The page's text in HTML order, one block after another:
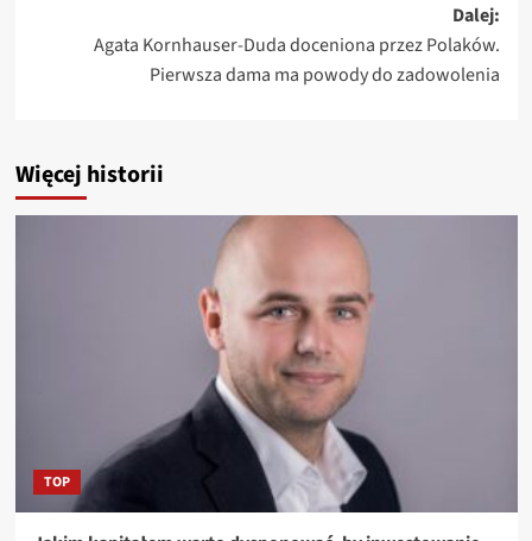
Dalej:
Agata Kornhauser-Duda doceniona przez Polaków.
Pierwsza dama ma powody do zadowolenia
Więcej historii
TOP